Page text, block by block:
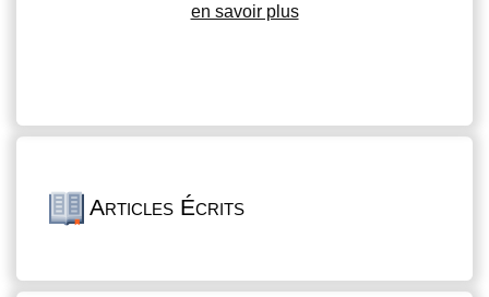
en savoir plus
Articles Écrits